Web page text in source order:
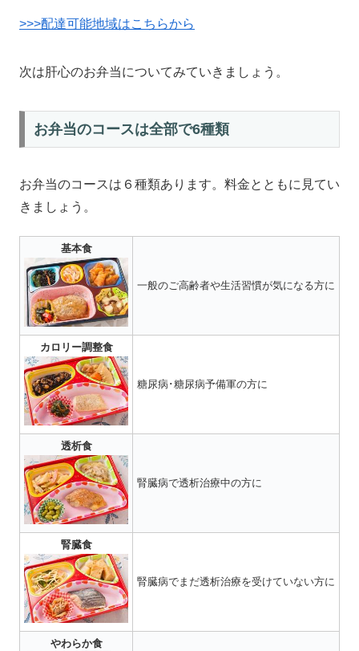
>>>配達可能地域はこちらから
次は肝心のお弁当についてみていきましょう。
お弁当のコースは全部で6種類
お弁当のコースは６種類あります。料金とともに見てい
きましょう。
基本食
一般のご高齢者や生活習慣が気になる方に
カロリー調整食
糖尿病･糖尿病予備軍の方に
透析食
腎臓病で透析治療中の方に
腎臓食
腎臓病でまだ透析治療を受けていない方に
やわらか食